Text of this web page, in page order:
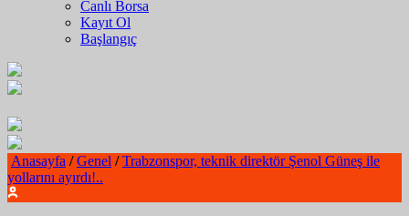
Canlı Borsa
Kayıt Ol
Başlangıç
Anasayfa / Genel / Trabzonspor, teknik direktör Şenol Güneş ile
yollarını ayırdı!..